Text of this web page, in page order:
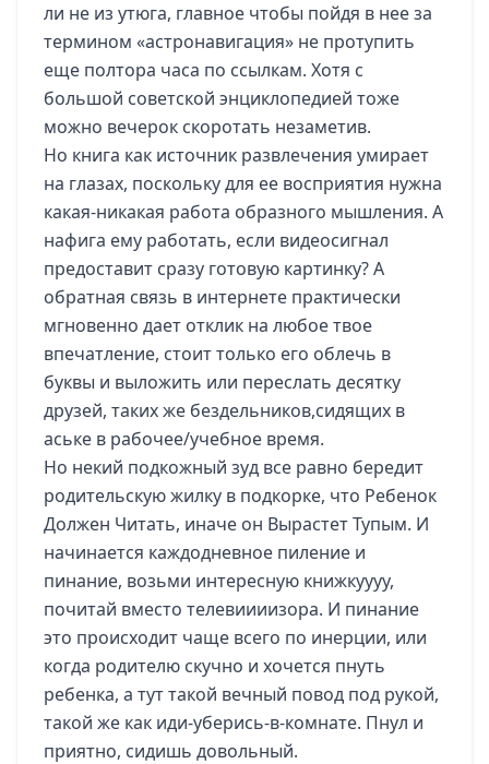
ли не из утюга, главное чтобы пойдя в нее за
термином «астронавигация» не протупить
еще полтора часа по ссылкам. Хотя с
большой советской энциклопедией тоже
можно вечерок скоротать незаметив.
Но книга как источник развлечения умирает
на глазах, поскольку для ее восприятия нужна
какая-никакая работа образного мышления. А
нафига ему работать, если видеосигнал
предоставит сразу готовую картинку? А
обратная связь в интернете практически
мгновенно дает отклик на любое твое
впечатление, стоит только его облечь в
буквы и выложить или переслать десятку
друзей, таких же бездельников,сидящих в
аське в рабочее/учебное время.
Но некий подкожный зуд все равно бередит
родительскую жилку в подкорке, что Ребенок
Должен Читать, иначе он Вырастет Тупым. И
начинается каждодневное пиление и
пинание, возьми интересную книжкуууу,
почитай вместо телевиииизора. И пинание
это происходит чаще всего по инерции, или
когда родителю скучно и хочется пнуть
ребенка, а тут такой вечный повод под рукой,
такой же как иди-уберись-в-комнате. Пнул и
приятно, сидишь довольный.